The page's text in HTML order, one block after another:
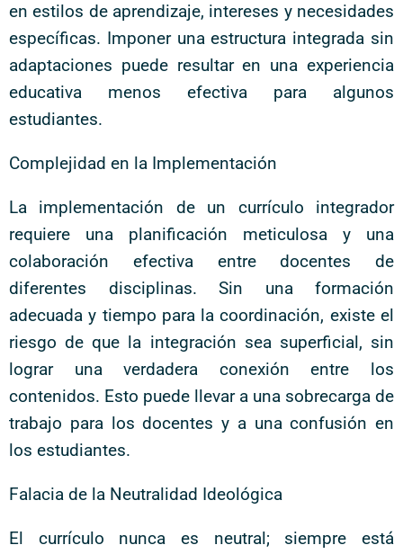
en estilos de aprendizaje, intereses y necesidades
específicas. Imponer una estructura integrada sin
adaptaciones puede resultar en una experiencia
educativa menos efectiva para algunos
estudiantes.
Complejidad en la Implementación
La implementación de un currículo integrador
requiere una planificación meticulosa y una
colaboración efectiva entre docentes de
diferentes disciplinas. Sin una formación
adecuada y tiempo para la coordinación, existe el
riesgo de que la integración sea superficial, sin
lograr una verdadera conexión entre los
contenidos. Esto puede llevar a una sobrecarga de
trabajo para los docentes y a una confusión en
los estudiantes.
Falacia de la Neutralidad Ideológica
El currículo nunca es neutral; siempre está